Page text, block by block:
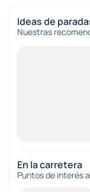
Ideas de
Nuestras
En la carretera
Puntos de interés